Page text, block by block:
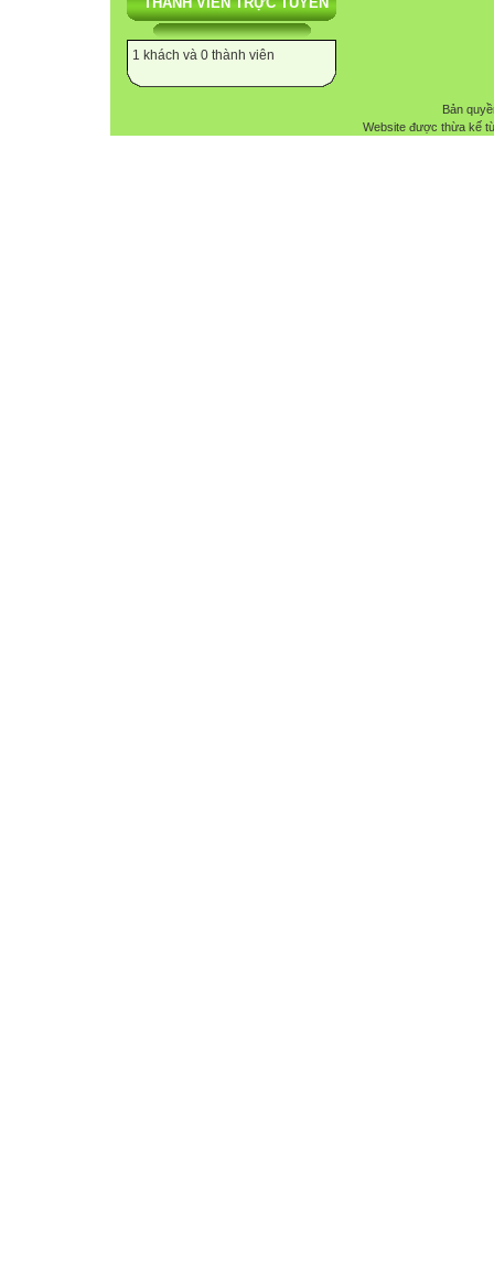
1 khách và 0 thành viên
Bản
Website được thừa kế